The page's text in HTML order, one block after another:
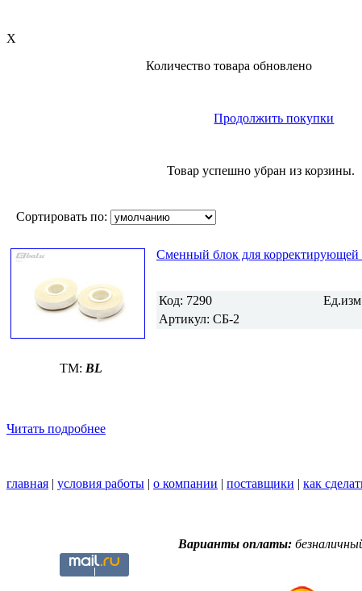
X
Количество товара обновлено
Продолжить покупки
Товар успешно убран из корзины.
Сортировать по:
Сменный блок для
Код: 7290
Артикул: СБ-2
TM: BL
Читать подробнее
главная | условия работы | о компании | поставщики | как
Варианты оплаты: